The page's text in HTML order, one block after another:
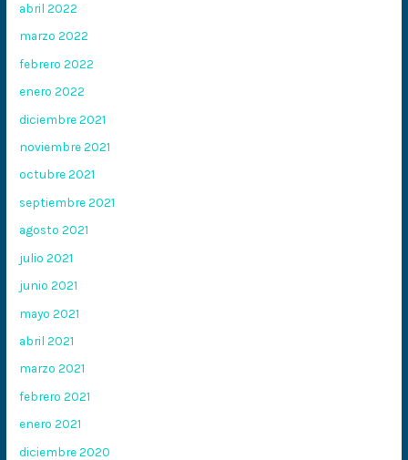
abril 2022
marzo 2022
febrero 2022
enero 2022
diciembre 2021
noviembre 2021
octubre 2021
septiembre 2021
agosto 2021
julio 2021
junio 2021
mayo 2021
abril 2021
marzo 2021
febrero 2021
enero 2021
diciembre 2020